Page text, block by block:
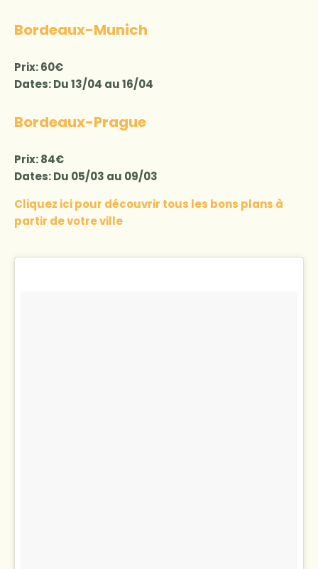
Bordeaux-Munich
Prix: 60€
Dates: Du 13/04 au 16/04
Bordeaux-Prague
Prix: 84€
Dates: Du 05/03 au 09/03
Cliquez ici pour découvrir tous les bons plans à
partir de votre ville